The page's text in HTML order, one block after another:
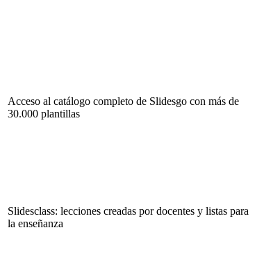
Acceso al catálogo completo de Slidesgo con más de
30.000 plantillas
Slidesclass: lecciones creadas por docentes y listas para
la enseñanza